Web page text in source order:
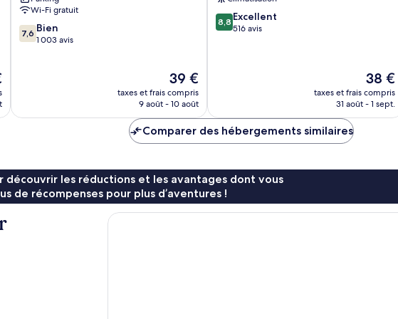
Wi-Fi gratuit
7.6
sur
7,6 Bien
1 003 avis
Le
nouveau
prix
de
39 €
39 €
taxes et frais compris
9 août - 10 août
8.8
sur
8,8 Excellent
516 avis
Le
nouveau
prix
38 €
taxes et frais compris
31 août - 1 sept.
Comparer des hébergements similaires
découvrir les réductions et les avantages dont vous
de récompenses pour plus d’aventures !